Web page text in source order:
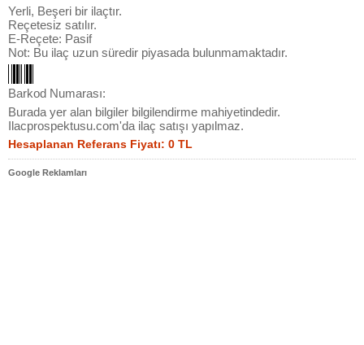
Yerli, Beşeri bir ilaçtır.
Reçetesiz satılır.
E-Reçete: Pasif
Not: Bu ilaç uzun süredir piyasada bulunmamaktadır.
Barkod Numarası:
Burada yer alan bilgiler bilgilendirme mahiyetindedir.
Ilacprospektusu.com'da ilaç satışı yapılmaz.
Hesaplanan Referans Fiyatı: 0 TL
Google Reklamları